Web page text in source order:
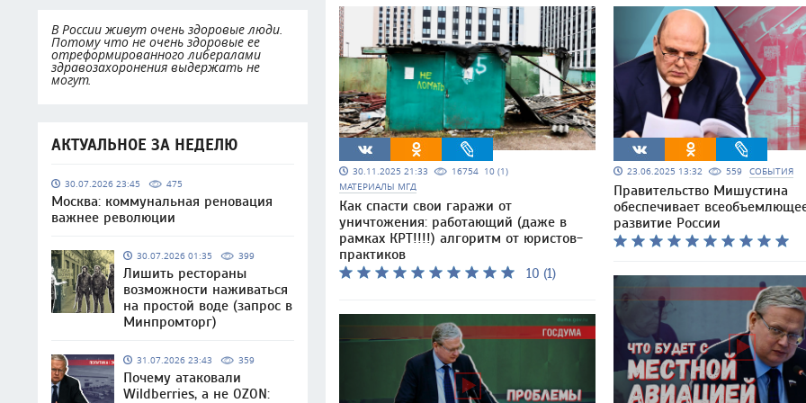
В России живут очень здоровые люди.
Потому что не очень здоровые ее
отреформированного либералами
здравозахоронения выдержать не
могут.
АКТУАЛЬНОЕ ЗА НЕДЕЛЮ
30.07.2026 23:45 475
Москва: коммунальная реновация
важнее революции
30.07.2026 01:35 399
Лишить рестораны
возможности наживаться
на простой воде (запрос в
Минпромторг)
31.07.2026 23:43 359
Почему атаковали
Wildberries, а не OZON:
30.11.2025 21:33 16754 10 (1)
МАТЕРИАЛЫ МГД
Как спасти свои гаражи от
уничтожения: работающий (даже в
рамках КРТ!!!!) алгоритм от юристов-
практиков
10 (1)
23.06.2025 13:32 559 СОБЫТИЯ
Правительство Мишустина
обеспечивает
развитие России